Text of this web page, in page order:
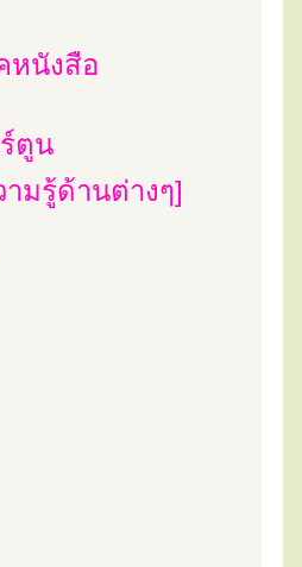
หนังสือ
ตูน
มรู้ด้านต่างๆ]